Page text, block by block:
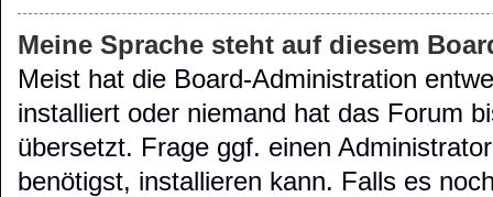
Meine Sprache steht auf diesem
Meist hat die Board-Administration
installiert oder niemand hat das Forum
übersetzt. Frage ggf. einen
benötigst, installieren kann. Falls es